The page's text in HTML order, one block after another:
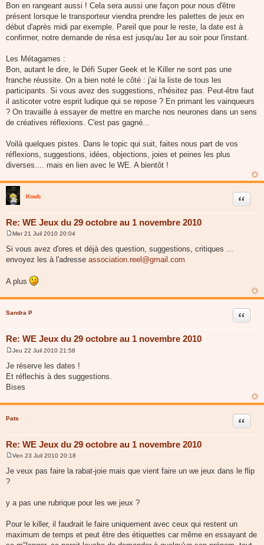
Bon en rangeant aussi ! Cela sera aussi une façon pour nous d'être
présent lorsque le transporteur viendra prendre les palettes de jeux en
début d'après midi par exemple. Pareil que pour le reste, la date est à
confirmer, notre demande de résa est jusqu'au 1er au soir pour l'instant.
Les Métagames :
Bon, autant le dire, le Défi Super Geek et le Killer ne sont pas une
franche réussite. On a bien noté le côté : j'ai la liste de tous les
participants. Si vous avez des suggestions, n'hésitez pas. Peut-être faut
il asticoter votre esprit ludique qui se repose ? En primant les vainqueurs
? On travaille à essayer de mettre en marche nos neurones dans un sens
de créatives réflexions. C'est pas gagné...
Voilà quelques pistes. Dans le topic qui suit, faites nous part de vos
réflexions, suggestions, idées, objections, joies et peines les plus
diverses.... mais en lien avec le WE. A bientôt !
Koub
Re: WE Jeux du 29 octobre au 1 novembre 2010
Citer
s
e
Mer 21 Juil 2010 20:04
Si vous avez d'ores et déjà des question, suggestions, critiques ...
envoyez les à l'adresse association.reel@gmail.com
A plus
Sandra P
Re: WE Jeux du 29 octobre au 1 novembre 2010
Citer
s
s
g
Jeu 22 Juil 2010 21:58
Je réserve les dates !
Et réflechis à des suggestions.
Bises
Pats
Re: WE Jeux du 29 octobre au 1 novembre 2010
Citer
s
e
Ven 23 Juil 2010 20:18
Je veux pas faire la rabat-joie mais que vient faire un we jeux dans le flip
?
y a pas une rubrique pour les we jeux ?
Pour le killer, il faudrait le faire uniquement avec ceux qui restent un
maximum de temps et peut être des étiquettes car même en essayant de